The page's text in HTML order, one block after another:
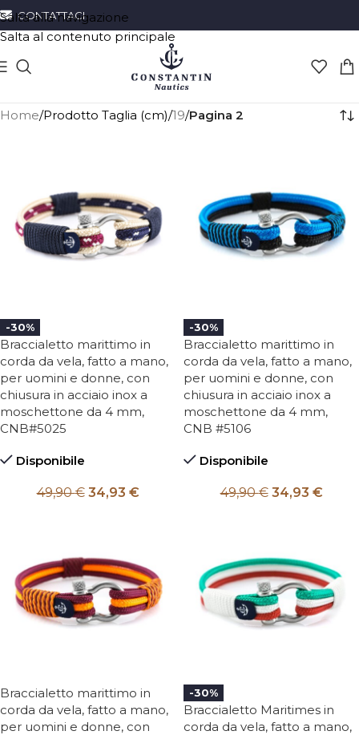
Salta alla navigazione
Salta al contenuto principale
CONTATTACI
Home/Prodotto Taglia (cm)/19/Pagina 2
-30%
Braccialetto marittimo in
corda da vela, fatto a mano,
per uomini e donne, con
chiusura in acciaio inox a
moschettone da 4 mm,
CNB#5025
Disponibile
49,90€ 34,93 €
-30%
Braccialetto marittimo in
corda da vela, fatto a mano,
per uomini e donne, con
chiusura in acciaio inox a
moschettone da 4 mm,
CNB #5106
Disponibile
49,90€ 34,93 €
Braccialetto marittimo in
corda da vela, fatto a mano,
per uomini e donne, con
-30%
Braccialetto Maritimes in
corda da vela, fatto a mano,